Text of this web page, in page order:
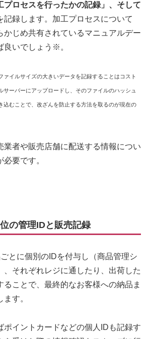
プロセスを行ったかの記録」、そして
記録します。加工プロセスについて
かじめ共有されているマニュアルデー
良いでしょう※。
イルサイズの大きいデータを記録することはコスト
サーバーにアップロードし、そのファイルのハッシュ
込むことで、改ざんを防止する方法を取るのが現在の
業者や販売店舗に配送する情報につい
要です。
の管理IDと販売記録
とに個別のIDを付与し（商品管理シ
、それぞれレジに通したり、出荷した
ることで、最終的なお客様への納品ま
す。
ポイントカードなどの個人IDも記録す